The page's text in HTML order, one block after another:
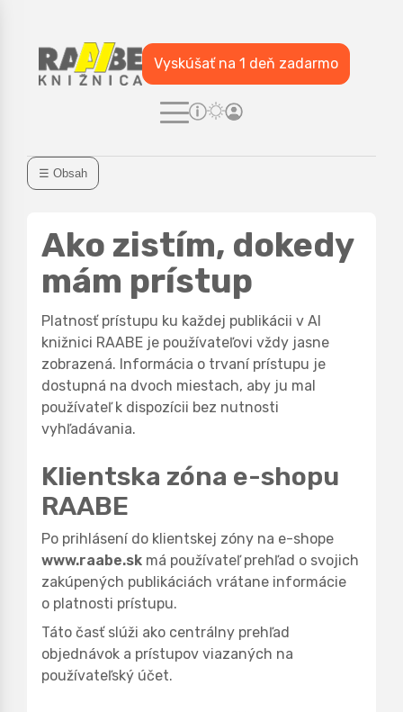
Vyskúšať na 1 deň zadarmo
☰ Obsah
Ako zistím, dokedy
mám prístup
Platnosť prístupu ku každej publikácii v AI
knižnici RAABE je používateľovi vždy jasne
zobrazená. Informácia o trvaní prístupu je
dostupná na dvoch miestach, aby ju mal
používateľ k dispozícii bez nutnosti
vyhľadávania.
Klientska zóna e-shopu
RAABE
Po prihlásení do klientskej zóny na e-shope
www.raabe.sk má používateľ prehľad o svojich
zakúpených publikáciách vrátane informácie
o platnosti prístupu.
Táto časť slúži ako centrálny prehľad
objednávok a prístupov viazaných na
používateľský účet.